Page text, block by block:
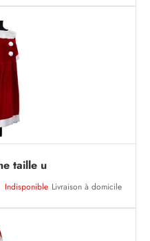
taille u
Indisponible Livraison à domicile